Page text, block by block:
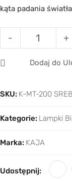
kąta padania
+
-
Dodaj do
SKU: K-MT-200
Kategorie: Lampki
Marka: KAJA
Udostępnij: